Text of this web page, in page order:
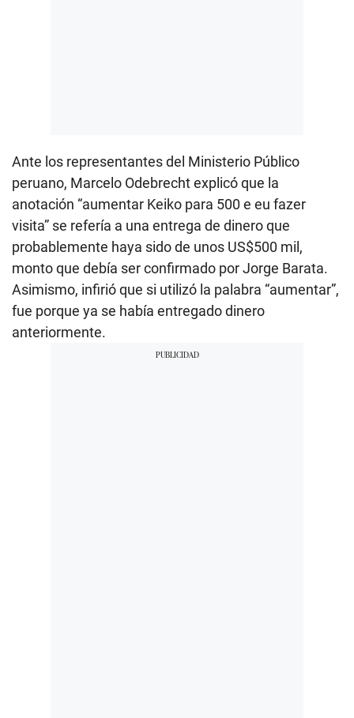
Ante los representantes del Ministerio Público
peruano, Marcelo Odebrecht explicó que la
anotación “aumentar Keiko para 500 e eu fazer
visita” se refería a una entrega de dinero que
probablemente haya sido de unos US$500 mil,
monto que debía ser confirmado por Jorge Barata.
Asimismo, infirió que si utilizó la palabra “aumentar”,
fue porque ya se había entregado dinero
anteriormente.